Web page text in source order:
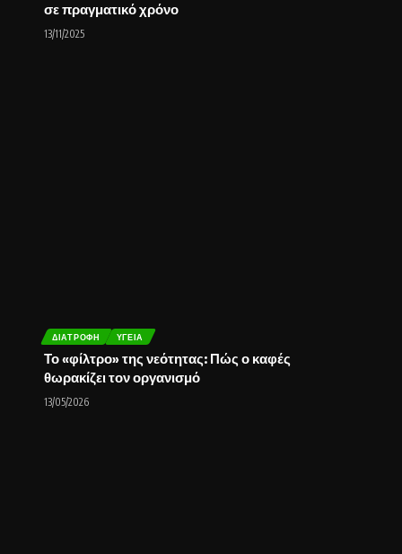
σε πραγματικό χρόνο
13/11/2025
ΔΙΑΤΡΟΦΉ ΥΓΕΊΑ
Το «φίλτρο» της νεότητας: Πώς ο καφές
θωρακίζει τον οργανισμό
13/05/2026